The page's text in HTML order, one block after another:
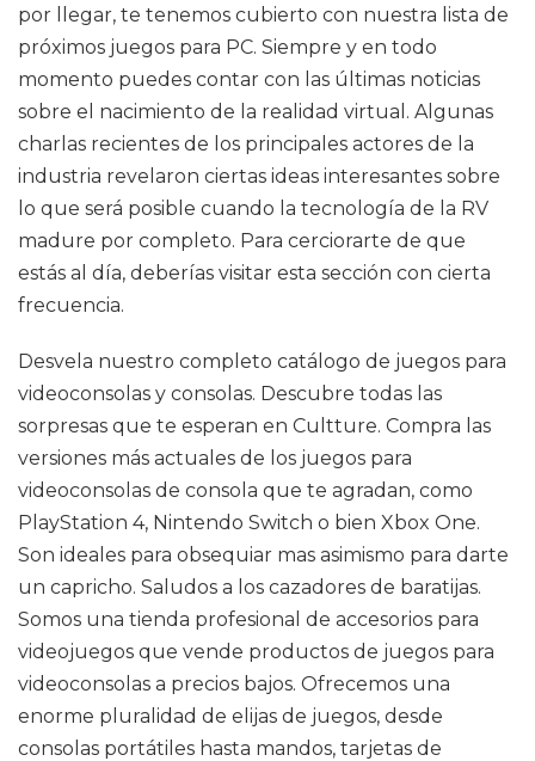
por llegar, te tenemos cubierto con nuestra lista de
próximos juegos para PC. Siempre y en todo
momento puedes contar con las últimas noticias
sobre el nacimiento de la realidad virtual. Algunas
charlas recientes de los principales actores de la
industria revelaron ciertas ideas interesantes sobre
lo que será posible cuando la tecnología de la RV
madure por completo. Para cerciorarte de que
estás al día, deberías visitar esta sección con cierta
frecuencia.
Desvela nuestro completo catálogo de juegos para
videoconsolas y consolas. Descubre todas las
sorpresas que te esperan en Cultture. Compra las
versiones más actuales de los juegos para
videoconsolas de consola que te agradan, como
PlayStation 4, Nintendo Switch o bien Xbox One.
Son ideales para obsequiar mas asimismo para darte
un capricho. Saludos a los cazadores de baratijas.
Somos una tienda profesional de accesorios para
videojuegos que vende productos de juegos para
videoconsolas a precios bajos. Ofrecemos una
enorme pluralidad de elijas de juegos, desde
consolas portátiles hasta mandos, tarjetas de